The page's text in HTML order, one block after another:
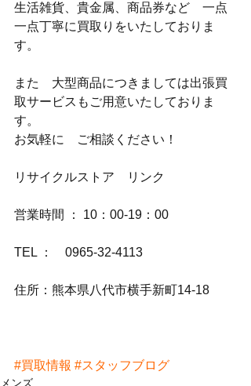
生活雑貨、貴金属、商品券など　一点
一点丁寧に買取りをいたしておりま
す。
また　大型商品につきましては出張買
取サービスもご用意いたしておりま
す。
お気軽に　ご相談ください！
リサイクルストア　リンク
営業時間 ： 10：00-19：00
TEL ：　0965-32-4113
住所：熊本県八代市横手新町14-18
#買取情報 #スタッフブログ
メンズ